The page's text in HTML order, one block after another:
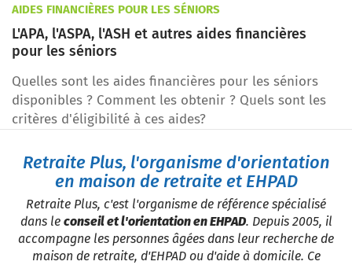
AIDES FINANCIÈRES POUR LES SÉNIORS
L'APA, l'ASPA, l'ASH et autres aides financières
pour les séniors
Quelles sont les aides financières pour les séniors
disponibles ? Comment les obtenir ? Quels sont les
critères d'éligibilité à ces aides?
Retraite Plus, l'organisme d'orientation
en maison de retraite et EHPAD
Retraite Plus, c'est l'organisme de référence spécialisé
dans le conseil et l'orientation en EHPAD. Depuis 2005, il
accompagne les personnes âgées dans leur recherche de
maison de retraite, d'EHPAD ou d'aide à domicile. Ce